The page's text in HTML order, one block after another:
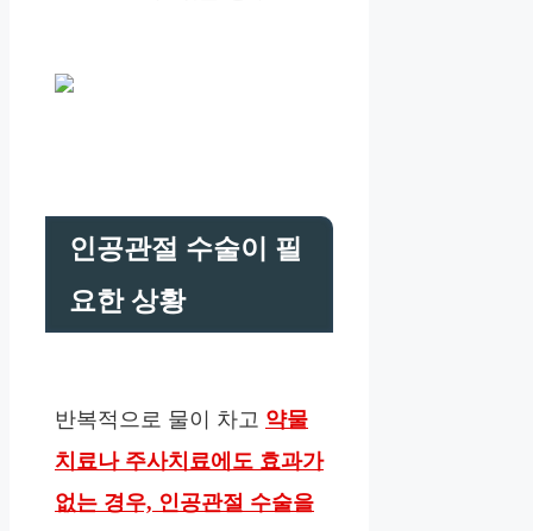
인공관절 수술이 필
요한 상황
반복적으로 물이 차고 약물
치료나 주사치료에도 효과가
없는 경우, 인공관절 수술을